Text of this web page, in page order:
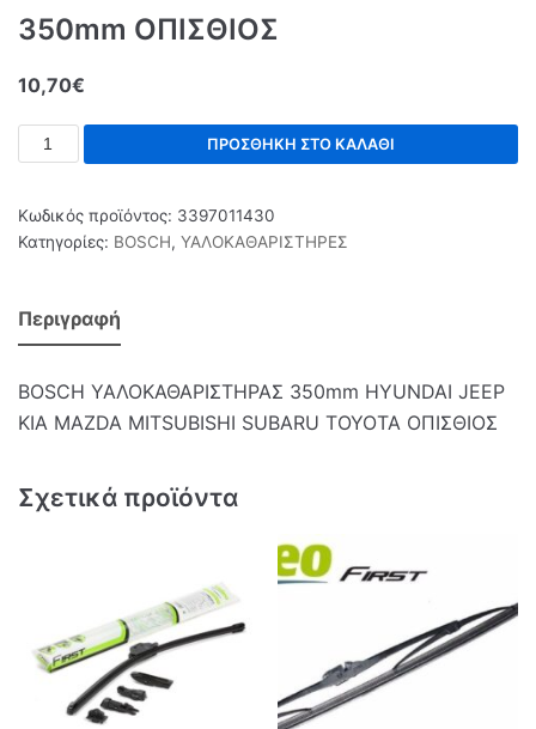
350mm ΟΠΙΣΘΙΟΣ
10,70€
ΠΡΟΣΘΉΚΗ ΣΤΟ ΚΑΛΆΘΙ
Κωδικός προϊόντος: 3397011430
Κατηγορίες: BOSCH, ΥΑΛΟΚΑΘΑΡΙΣΤΗΡΕΣ
Περιγραφή
BOSCH ΥΑΛΟΚΑΘΑΡΙΣΤΗΡΑΣ 350mm HYUNDAI JEEP
KIA MAZDA MITSUBISHI SUBARU TOYOTA ΟΠΙΣΘΙΟΣ
Σχετικά προϊόντα